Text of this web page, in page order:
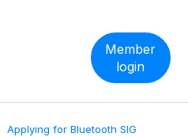
Member
login
Applying for Bluetooth SIG